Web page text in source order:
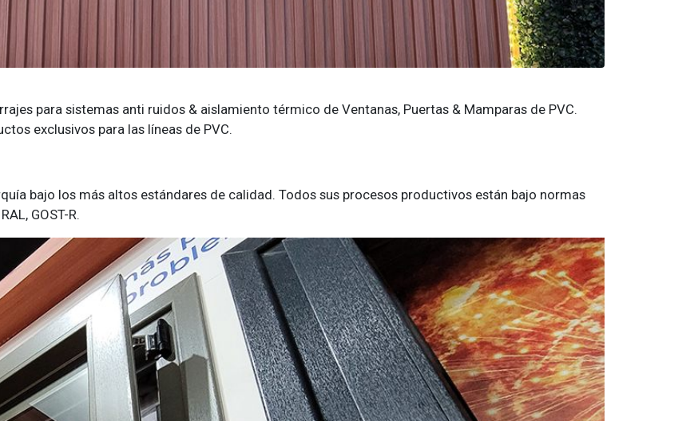
para sistemas anti ruidos & aislamiento térmico de Ventanas, Puertas & Mamparas de PVC.
exclusivos para las líneas de PVC.
bajo los más altos estándares de calidad. Todos sus procesos productivos están bajo normas
GOST-R.